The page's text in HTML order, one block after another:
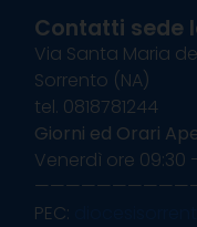
Contatti sede
Via Santa Maria
Sorrento (NA)
tel. 0818781244
Giorni ed Orari
Venerdì ore 09:30
PEC: